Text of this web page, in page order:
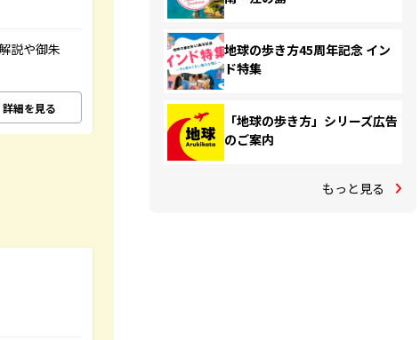
説や御朱
詳細を見る
地球の歩き方45周年記念 イン
ド特集
「地球の歩き方」シリーズ広告
のご案内
もっと見る